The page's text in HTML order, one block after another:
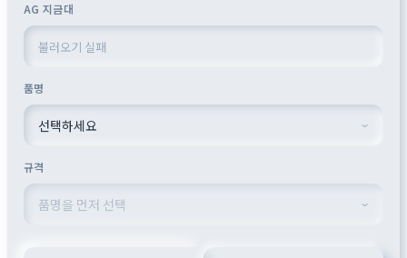
AG 지금대
품명
규격